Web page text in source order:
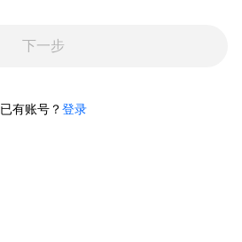
下一步
已有账号？登录